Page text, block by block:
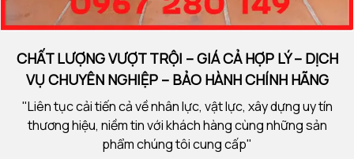
CHẤT LƯỢNG VƯỢT TRỘI – GIÁ CẢ HỢP LÝ – DỊCH
VỤ CHUYÊN NGHIỆP – BẢO HÀNH CHÍNH HÃNG
"Liên tục cải tiến cả về nhân lực, vật lực, xây dựng uy tín
thương hiệu, niềm tin với khách hàng cùng những sản
phẩm chúng tôi cung cấp"